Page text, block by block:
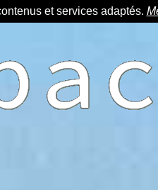
et services adaptés.